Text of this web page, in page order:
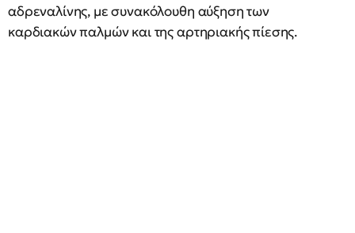
αδρεναλίνης, με συνακόλουθη αύξηση των
καρδιακών παλμών και της αρτηριακής πίεσης.